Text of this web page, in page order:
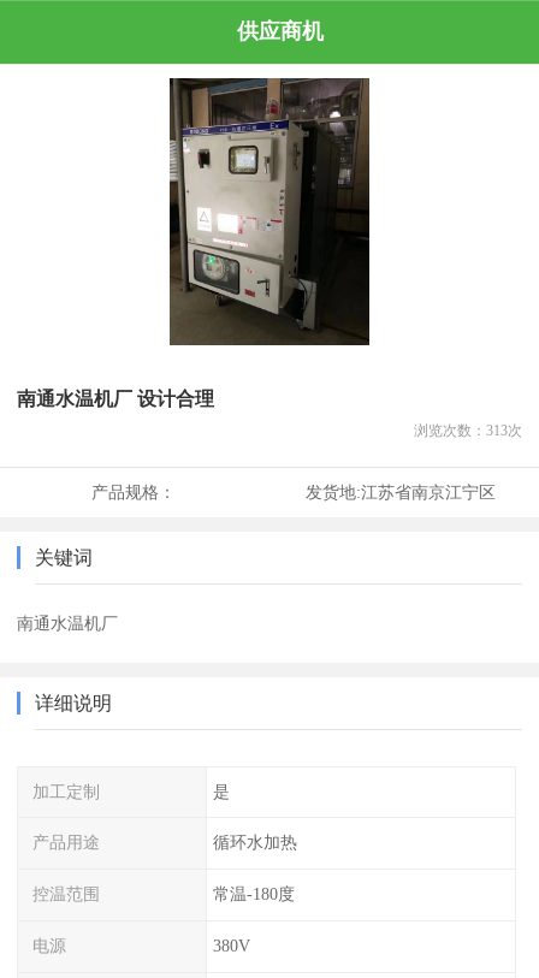
供应商机
南通水温机厂 设计合理
浏览次数： 313次
产品规格： 发货地:江苏省南京江宁区
关键词
南通水温机厂
详细说明
加工定制 是
产品用途 循环水加热
控温范围 常温-180度
电源 380V